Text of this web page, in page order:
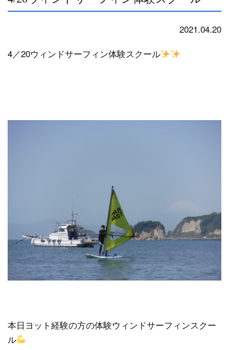
2021.04.20
4／20ウィンドサーフィン体験スクール
本日ヨット経験の方の体験ウィンドサーフィンスクー
ル